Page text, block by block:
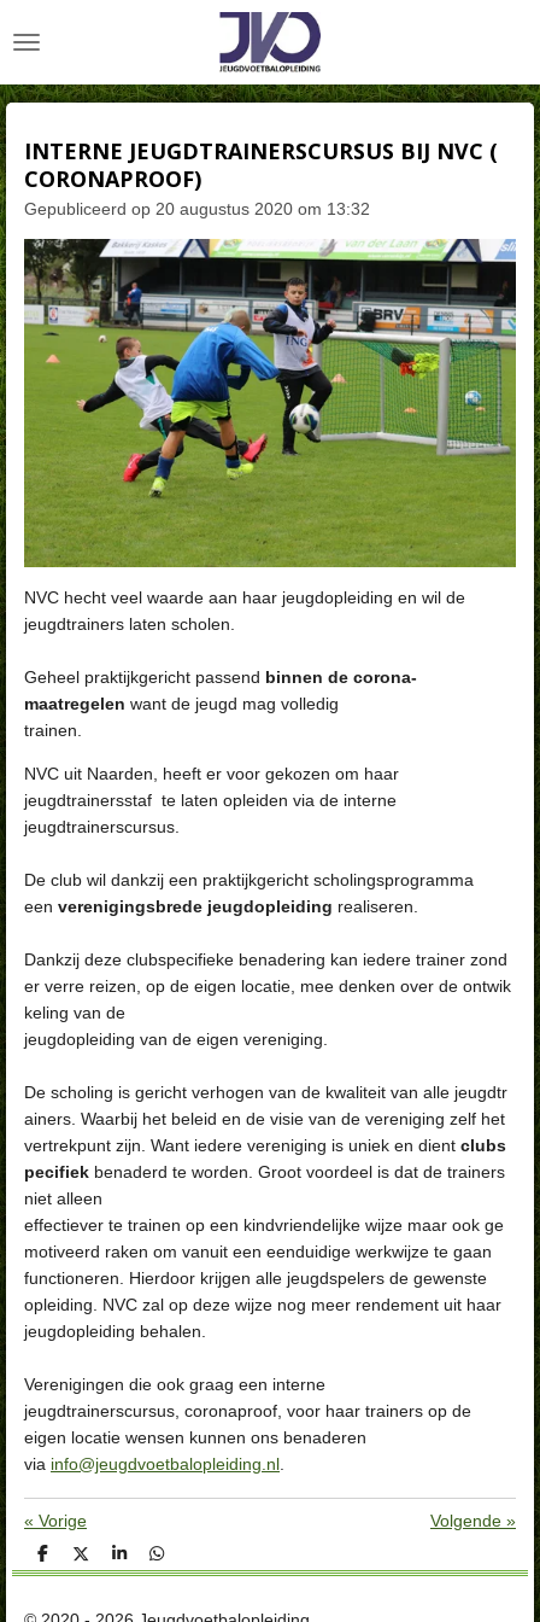
direct
de
INTERNE JEUGDTRAINERSCURSUS BIJ NVC (
CORONAPROOF)
Gepubliceerd op 20 augustus 2020 om 13:32
NVC hecht veel waarde aan haar jeugdopleiding en wil de
jeugdtrainers laten scholen.
Geheel praktijkgericht passend binnen de corona-
maatregelen want de jeugd mag volledig
trainen.
NVC uit Naarden, heeft er voor gekozen om haar
jeugdtrainersstaf te laten opleiden via de interne
jeugdtrainerscursus.
De club wil dankzij een praktijkgericht scholingsprogramma
een verenigingsbrede jeugdopleiding realiseren.
Dankzij deze clubspecifieke benadering kan iedere trainer zond
er verre reizen, op de eigen locatie, mee denken over de ontwik
keling van de
jeugdopleiding van de eigen vereniging.
De scholing is gericht verhogen van de kwaliteit van alle jeugdtr
ainers. Waarbij het beleid en de visie van de vereniging zelf het
vertrekpunt zijn. Want iedere vereniging is uniek en dient clubs
pecifiek benaderd te worden. Groot voordeel is dat de trainers
niet alleen
effectiever te trainen op een kindvriendelijke wijze maar ook ge
motiveerd raken om vanuit een eenduidige werkwijze te gaan
functioneren. Hierdoor krijgen alle jeugdspelers de gewenste
opleiding. NVC zal op deze wijze nog meer rendement uit haar
jeugdopleiding behalen.
Verenigingen die ook graag een interne
jeugdtrainerscursus, coronaproof, voor haar trainers op de
eigen locatie wensen kunnen ons benaderen
via info@jeugdvoetbalopleiding.nl
« Vorige Volgende »
D
e
e
D
e
S
h
r
D
e